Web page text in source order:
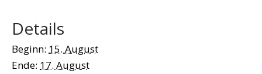
Details
Beginn: 15. August
Ende: 17. August